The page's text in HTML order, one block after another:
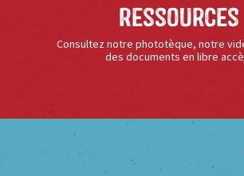
Ressources
Consultez notre phototèque, notre
des documents en libre